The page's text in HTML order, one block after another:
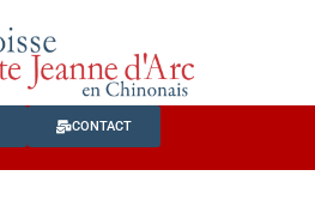
CONTACT